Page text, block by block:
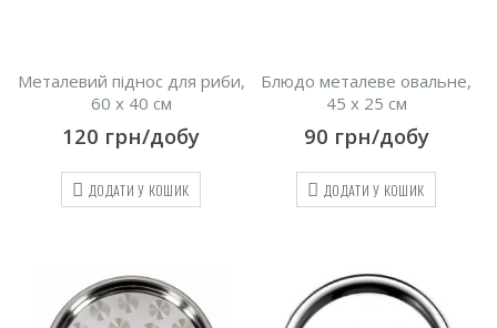
Металевий піднос для риби,
60 х 40 см
120 грн/добу
ДОДАТИ У КОШИК
Блюдо металеве овальне,
45 х 25 см
90 грн/добу
ДОДАТИ У КОШИК